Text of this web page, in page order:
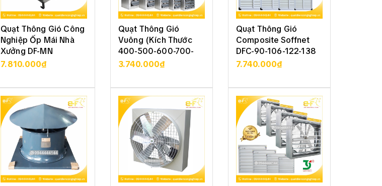
Quạt Thông Gió Công
Nghiệp Ốp Mái Nhà
Xưởng DF-MN
7.810.000₫
XEM CHI TIẾT
Quạt Thông Gió
Vuông (Kích Thước
400-500-600-700-
800)
3.740.000₫
XEM CHI TIẾT
Quạt Thông Gió
Composite Soffnet
DFC-90-106-122-138
7.740.000₫
XEM CHI TIẾT